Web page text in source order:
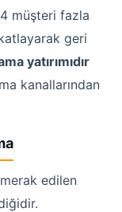
müşteri fazla
katlayarak geri
yatırımıdır
kanallarından
edilen